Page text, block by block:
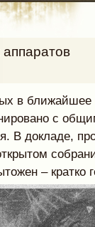
в ближайшее
с
В докладе,
– кратко